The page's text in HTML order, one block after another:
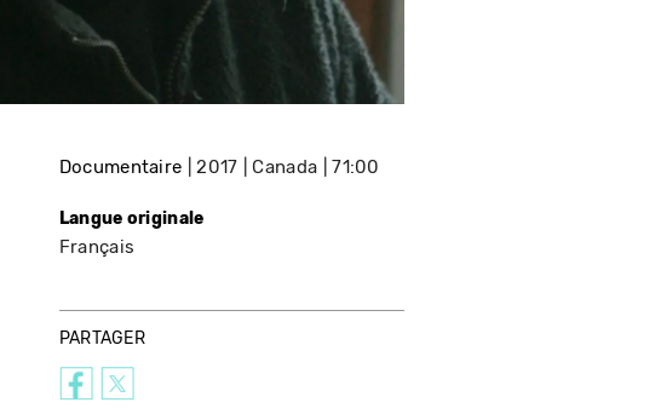
Documentaire 2017 Canada 71:00
Langue originale
Français
PARTAGER